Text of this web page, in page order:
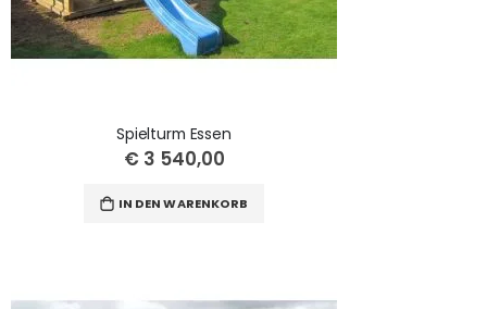
Spielturm Essen
€ 3 540,00
IN DEN WARENKORB